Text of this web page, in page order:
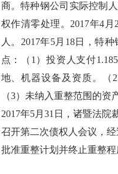
商。特种钢公司实际控制
权作清零处理。2017年4
人。2017年5月18日，特
点：（1）投资人支付
地、机器设备及资质。（
（3）未纳入重整范围的
2017年5月31日，诸暨法
召开第二次债权人会议，
批准重整计划并终止重整程